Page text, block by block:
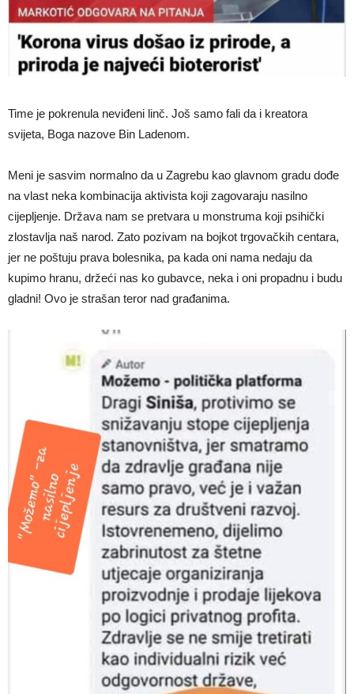
Time je pokrenula neviđeni linč. Još samo fali da i kreatora
svijeta, Boga nazove Bin Ladenom.
Meni je sasvim normalno da u Zagrebu kao glavnom gradu dođe
na vlast neka kombinacija aktivista koji zagovaraju nasilno
cijepljenje. Država nam se pretvara u monstruma koji psihički
zlostavlja naš narod. Zato pozivam na bojkot trgovačkih centara,
jer ne poštuju prava bolesnika, pa kada oni nama nedaju da
kupimo hranu, držeći nas ko gubavce, neka i oni propadnu i budu
gladni! Ovo je strašan teror nad građanima.